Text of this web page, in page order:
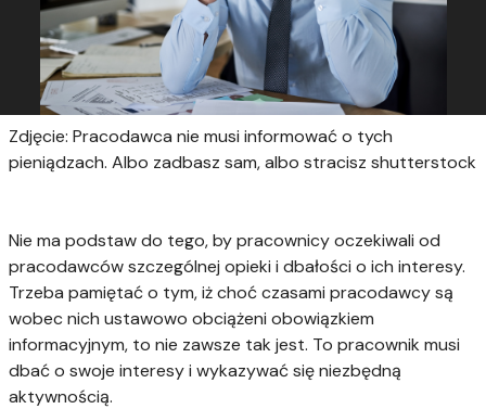
Zdjęcie: Pracodawca nie musi informować o tych
pieniądzach. Albo zadbasz sam, albo stracisz shutterstock
Nie ma podstaw do tego, by pracownicy oczekiwali od
pracodawców szczególnej opieki i dbałości o ich interesy.
Trzeba pamiętać o tym, iż choć czasami pracodawcy są
wobec nich ustawowo obciążeni obowiązkiem
informacyjnym, to nie zawsze tak jest. To pracownik musi
dbać o swoje interesy i wykazywać się niezbędną
aktywnością.